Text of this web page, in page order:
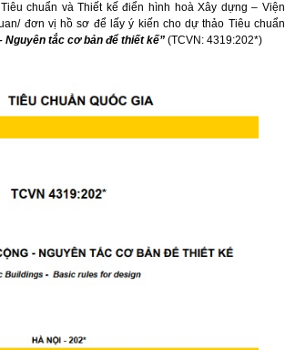
chuẩn và Thiết kế điển hình hoà Xây dựng – Viện
đơn vị hồ sơ để lấy ý kiến cho dự thảo Tiêu chuẩn
Nguyên tắc cơ bản để thiết kế” (TCVN: 4319:202*)